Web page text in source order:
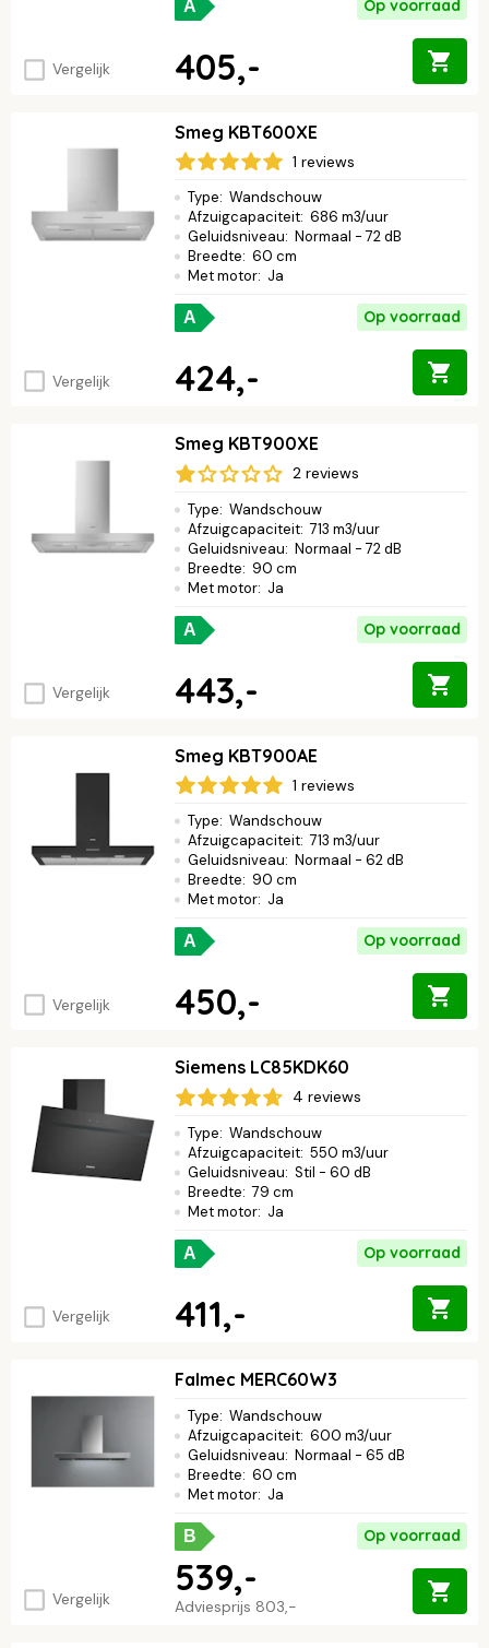
Vergelijk
A Op voorraad
405,-
Vergelijk
Smeg KBT600XE
1 reviews
Type: Wandschouw
Afzuigcapaciteit: 686 m3/uur
Geluidsniveau: Normaal - 72 dB
Breedte: 60 cm
Met motor: Ja
A Op voorraad
424,-
Vergelijk
Smeg KBT900XE
2 reviews
Type: Wandschouw
Afzuigcapaciteit: 713 m3/uur
Geluidsniveau: Normaal - 72 dB
Breedte: 90 cm
Met motor: Ja
A Op voorraad
443,-
Vergelijk
Smeg KBT900AE
1 reviews
Type: Wandschouw
Afzuigcapaciteit: 713 m3/uur
Geluidsniveau: Normaal - 62 dB
Breedte: 90 cm
Met motor: Ja
A Op voorraad
450,-
Vergelijk
Siemens LC85KDK60
4 reviews
Type: Wandschouw
Afzuigcapaciteit: 550 m3/uur
Geluidsniveau: Stil - 60 dB
Breedte: 79 cm
Met motor: Ja
A Op voorraad
411,-
Vergelijk
Falmec MERC60W3
Type: Wandschouw
Afzuigcapaciteit: 600 m3/uur
Geluidsniveau: Normaal - 65 dB
Breedte: 60 cm
Met motor: Ja
B Op voorraad
Adviesprijs 803,-
539,-